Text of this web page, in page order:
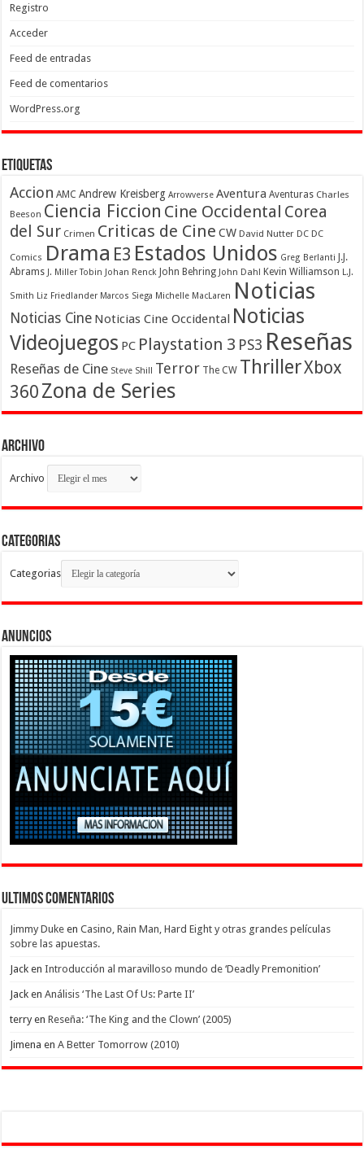
Registro
Acceder
Feed de entradas
Feed de comentarios
WordPress.org
Etiquetas
Accion AMC Andrew Kreisberg Arrowverse Aventura Aventuras Charles
Beeson Ciencia Ficcion Cine Occidental Corea
del Sur Crimen Criticas de Cine CW David Nutter DC DC
Comics Drama E3 Estados Unidos Greg Berlanti
J.J.
Abrams J. Miller Tobin Johan Renck John Behring John Dahl Kevin Williamson L.J.
Smith Liz Friedlander Marcos Siega Michelle MacLaren Noticias
Noticias Cine Noticias Cine Occidental Noticias
Videojuegos PC Playstation 3 PS3 Reseñas
Reseñas de Cine Steve Shill Terror The CW ThrillerXbox
360 Zona de Series
Archivo
Archivo
Categorias
Categorias
Anuncios
Ultimos Comentarios
Jimmy Duke enCasino, Rain Man, Hard Eight y otras grandes películas
sobre las apuestas.
Jack enIntroducción al maravilloso mundo de ‘Deadly Premonition’
Jack enAnálisis ‘The Last Of Us: Parte II’
terryenReseña: ‘The King and the Clown’ (2005)
Jimena enA Better Tomorrow (2010)